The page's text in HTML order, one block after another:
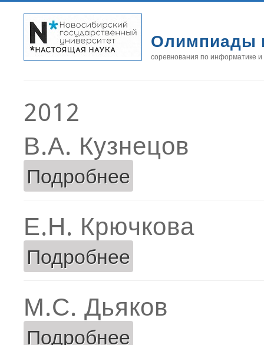
Олимпиады
соревнования по информатике
2012
В.А. Кузнецов
Подробнее
Е.Н. Крючкова
Подробнее
М.С. Дьяков
Подробнее